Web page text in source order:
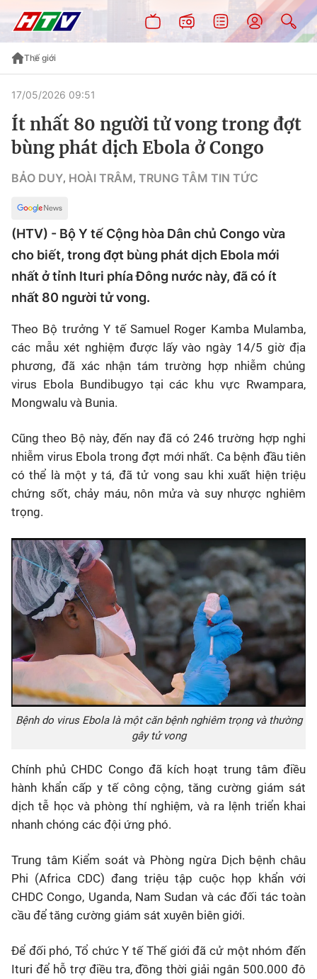
Thế giới
17/05/2026 09:51
Ít nhất 80 người tử vong trong đợt
bùng phát dịch Ebola ở Congo
BẢO DUY, HOÀI TRÂM, TRUNG TÂM TIN TỨC
(HTV) - Bộ Y tế Cộng hòa Dân chủ Congo vừa
cho biết, trong đợt bùng phát dịch Ebola mới
nhất ở tỉnh Ituri phía Đông nước này, đã có ít
nhất 80 người tử vong.
Theo Bộ trưởng Y tế Samuel Roger Kamba Mulamba,
các mẫu xét nghiệm được lấy vào ngày 14/5 giờ địa
phương, đã xác nhận tám trường hợp nhiễm chủng
virus Ebola Bundibugyo tại các khu vực Rwampara,
Mongwalu và Bunia.
Cũng theo Bộ này, đến nay đã có 246 trường hợp nghi
nhiễm virus Ebola trong đợt mới nhất. Ca bệnh đầu tiên
có thể là một y tá, đã tử vong sau khi xuất hiện triệu
chứng sốt, chảy máu, nôn mửa và suy nhược nghiêm
trọng.
Bệnh do virus Ebola là một căn bệnh nghiêm trọng và thường
gây tử vong
Chính phủ CHDC Congo đã kích hoạt trung tâm điều
hành khẩn cấp y tế công cộng, tăng cường giám sát
dịch tễ học và phòng thí nghiệm, và ra lệnh triển khai
nhanh chóng các đội ứng phó.
Trung tâm Kiểm soát và Phòng ngừa Dịch bệnh châu
Phi (Africa CDC) đang triệu tập cuộc họp khẩn với
CHDC Congo, Uganda, Nam Sudan và các đối tác toàn
cầu để tăng cường giám sát xuyên biên giới.
Để đối phó, Tổ chức Y tế Thế giới đã cử một nhóm đến
Ituri để hỗ trợ điều tra, đồng thời giải ngân 500.000 đô